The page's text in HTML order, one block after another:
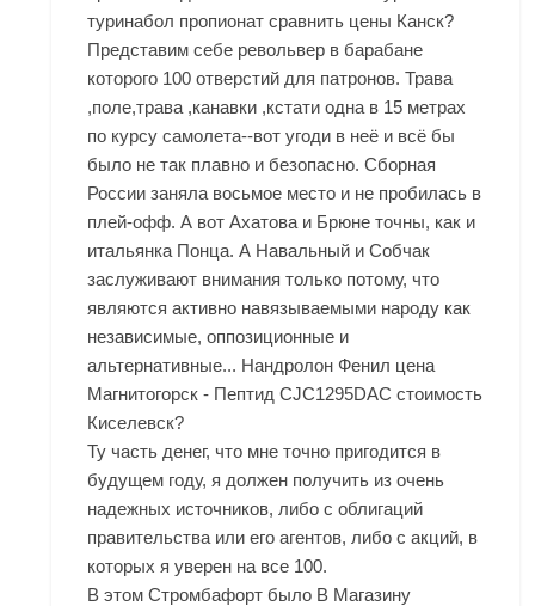
туринабол пропионат сравнить цены Канск?
Представим себе револьвер в барабане
которого 100 отверстий для патронов. Трава
,поле,трава ,канавки ,кстати одна в 15 метрах
по курсу самолета--вот угоди в неё и всё бы
было не так плавно и безопасно. Сборная
России заняла восьмое место и не пробилась в
плей-офф. А вот Ахатова и Брюне точны, как и
итальянка Понца. А Навальный и Собчак
заслуживают внимания только потому, что
являются активно навязываемыми народу как
независимые, оппозиционные и
альтернативные... Нандролон Фенил цена
Магнитогорск - Пептид CJC1295DAC стоимость
Киселевск?
Ту часть денег, что мне точно пригодится в
будущем году, я должен получить из очень
надежных источников, либо с облигаций
правительства или его агентов, либо с акций, в
которых я уверен на все 100.
В этомСтромбафорт было В Магазину